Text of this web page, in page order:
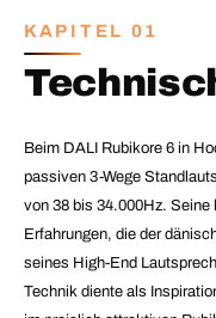
KAPITEL 01
Beim DALI Rubikore 6 in
passiven 3-Wege
von 38 bis 34.000Hz.
Erfahrungen, die der
seines High-End
Technik diente als